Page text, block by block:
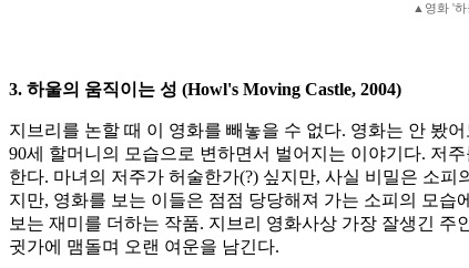
▲영화 '하
3. 하울의 움직이는 성 (Howl's Moving Castle, 2004)
지브리를 논할 때 이 영화를 빼놓을 수 없다. 영화는 안 봤
90세 할머니의 모습으로 변하면서 벌어지는 이야기다. 저
한다. 마녀의 저주가 허술한가(?) 싶지만, 사실 비밀은 소
지만, 영화를 보는 이들은 점점 당당해져 가는 소피의 모습
보는 재미를 더하는 작품. 지브리 영화사상 가장 잘생긴 주
귓가에 맴돌며 오랜 여운을 남긴다.